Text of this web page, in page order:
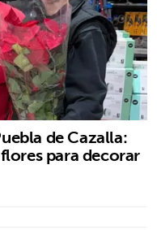
de Cazalla:
para decorar